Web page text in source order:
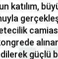
katılım,
güçlü